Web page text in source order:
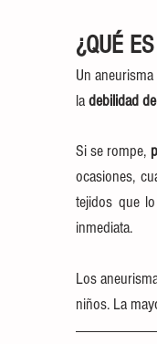
¿QUÉ
Un
la debilidad
Si se rompe,
ocasiones,
tejidos que
inmediata.
Los
niños. La